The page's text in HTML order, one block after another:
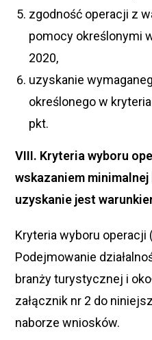
zgodność operacji z
pomocy określonymi
2020,
uzyskanie
określonego w
pkt.
VIII. Kryteria wyboru
wskazaniem
uzyskanie jest
Kryteria wyboru
Podejmowanie
branży turystycznej i
załącznik nr 2 do
naborze wniosków.